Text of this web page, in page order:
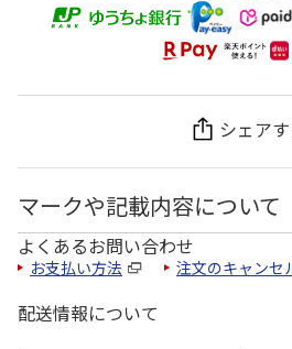
シェア
マークや記載内容について
よくあるお問い合わせ
お支払い方法 注文のキャンセ
配送情報について